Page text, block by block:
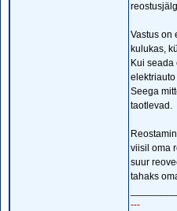
Vastus on
kulukas,
Kui
Seega
taotlevad.
viisil oma
suur
tahaks
---